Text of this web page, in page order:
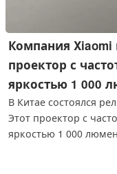
Компания
проектор с
яркостью 1 000
В Китае состоялся
Этот проектор с
яркостью 1 000
формат HDR10 и